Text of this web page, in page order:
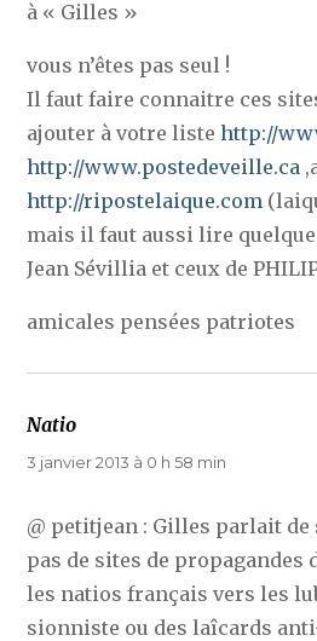
à « Gilles »
vous n’êtes pas seul !
Il faut faire connaitre ces
ajouter à votre listehttp://
http://www.postedeveille.ca
http://ripostelaique.com
mais il faut aussi lire
Jean Sévillia et ceux de
amicales pensées patriotes
Natio
3 janvier 2013 à 0 h 58 min
@ petitjean : Gilles parlait
pas de sites de propagandes
les natios français vers les
sionniste ou des laîcards